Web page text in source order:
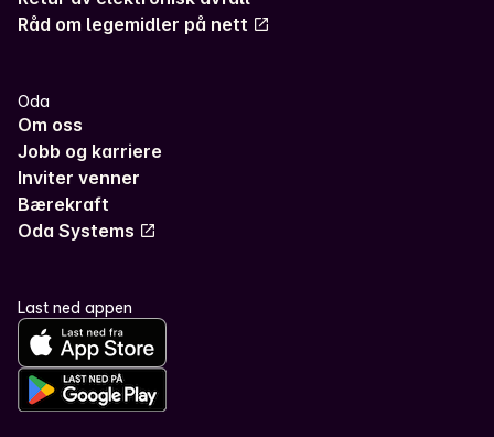
Råd om legemidler på nett
Oda
Om oss
Jobb og karriere
Inviter venner
Bærekraft
Oda Systems
Last ned appen